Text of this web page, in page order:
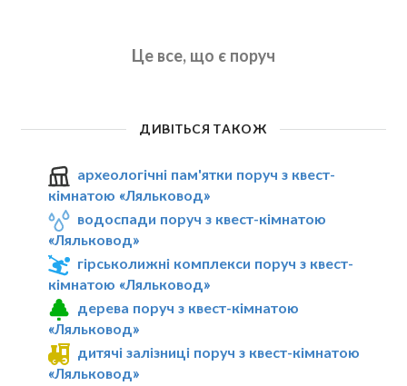
Це все, що є поруч
ДИВІТЬСЯ ТАКОЖ
археологічні пам'ятки поруч з квест-
кімнатою «Ляльковод»
водоспади поруч з квест-кімнатою
«Ляльковод»
гірськолижні комплекси поруч з квест-
кімнатою «Ляльковод»
дерева поруч з квест-кімнатою
«Ляльковод»
дитячі залізниці поруч з квест-кімнатою
«Ляльковод»